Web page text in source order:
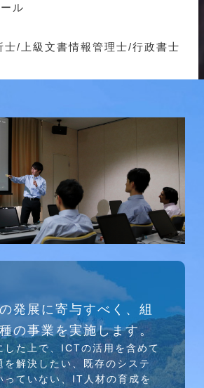
ル
/上級文書情報管理士/行政書士
ン研究会、WEB/SNS研究会を
発展に寄与すべく、組
の事業を実施します。
した上で、ICTの活⽤を含めて
を解決したい、既存のシステ
っていない、IT⼈材の育成を